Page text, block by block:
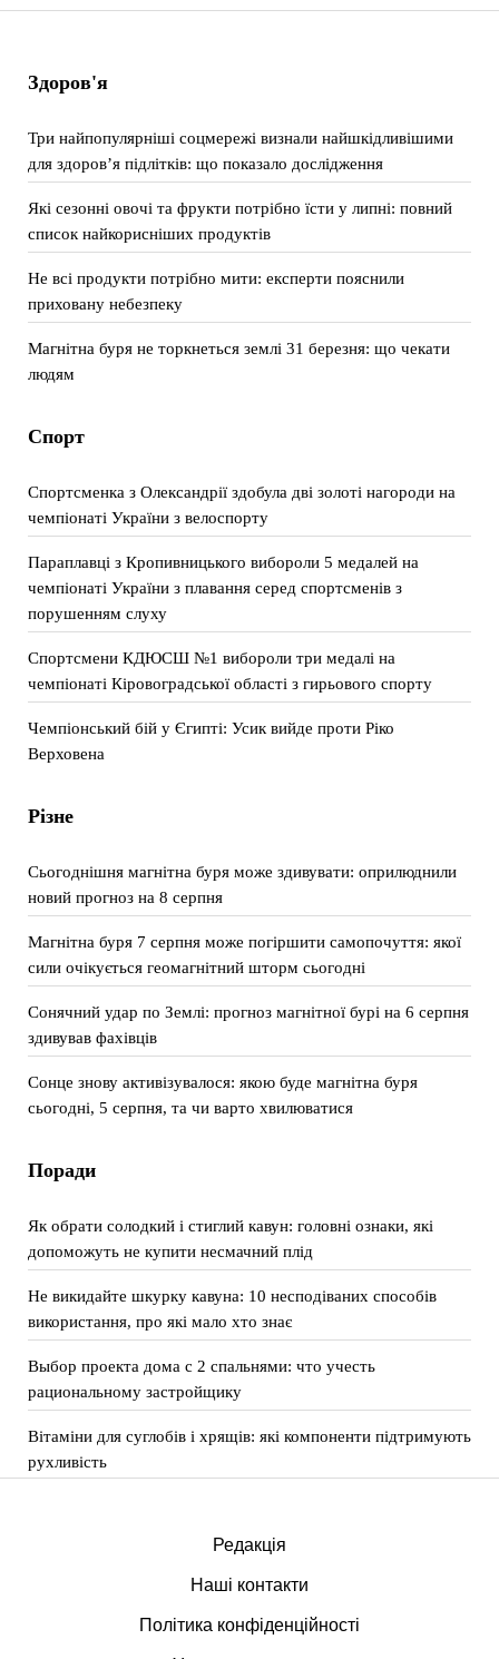
Здоров'я
Три найпопулярніші соцмережі визнали найшкідливішими
для здоров’я підлітків: що показало дослідження
Які сезонні овочі та фрукти потрібно їсти у липні: повний
список найкорисніших продуктів
Не всі продукти потрібно мити: експерти пояснили
приховану небезпеку
Магнітна буря не торкнеться землі 31 березня: що чекати
людям
Спорт
Спортсменка з Олександрії здобула дві золоті нагороди на
чемпіонаті України з велоспорту
Параплавці з Кропивницького вибороли 5 медалей на
чемпіонаті України з плавання серед спортсменів з
порушенням слуху
Спортсмени КДЮСШ №1 вибороли три медалі на
чемпіонаті Кіровоградської області з гирьового спорту
Чемпіонський бій у Єгипті: Усик вийде проти Ріко
Верховена
Різне
Сьогоднішня магнітна буря може здивувати: оприлюднили
новий прогноз на 8 серпня
Магнітна буря 7 серпня може погіршити самопочуття: якої
сили очікується геомагнітний шторм сьогодні
Сонячний удар по Землі: прогноз магнітної бурі на 6 серпня
здивував фахівців
Сонце знову активізувалося: якою буде магнітна буря
сьогодні, 5 серпня, та чи варто хвилюватися
Поради
Як обрати солодкий і стиглий кавун: головні ознаки, які
допоможуть не купити несмачний плід
Не викидайте шкурку кавуна: 10 несподіваних способів
використання, про які мало хто знає
Выбор проекта дома с 2 спальнями: что учесть
рациональному застройщику
Вітаміни для суглобів і хрящів: які компоненти підтримують
рухливість
Редакція
Наші контакти
Політика конфіденційності